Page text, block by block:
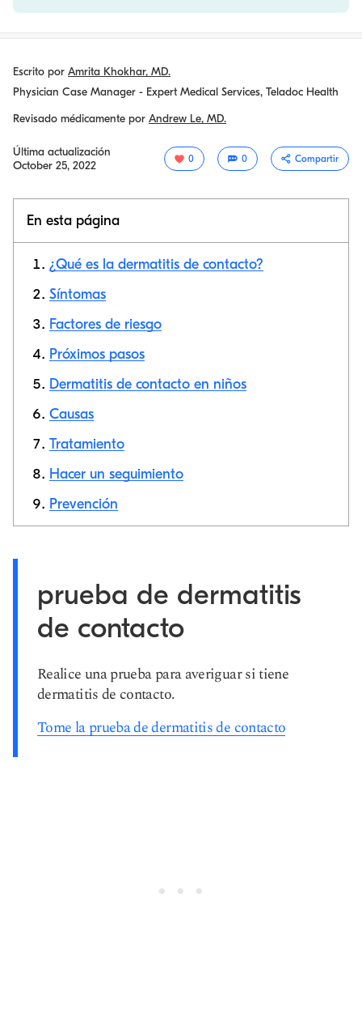
Escrito por Amrita Khokhar, MD.
Physician Case Manager - Expert Medical Services, Teladoc Health
Revisado médicamente por Andrew Le, MD.
Última actualización
October 25, 2022
0 0 Compartir
En esta página
¿Qué es la dermatitis de contacto?
Síntomas
Factores de riesgo
Próximos pasos
Dermatitis de contacto en niños
Causas
Tratamiento
Hacer un seguimiento
Prevención
prueba de dermatitis
de contacto
Realice una prueba para averiguar si tiene
dermatitis de contacto.
Tome la prueba de dermatitis de contacto